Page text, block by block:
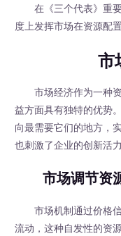
在《三个代表》重要
度上发挥市场在资源配
市
市场经济作为一种资
益方面具有独特的优势
向最需要它们的地方，
也刺激了企业的创新活
市场调节资
市场机制通过价格信
流动，这种自发性的资